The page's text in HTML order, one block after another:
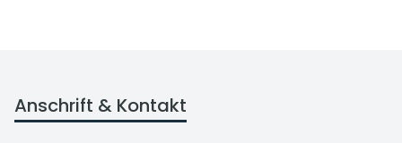
Anschrift & Kontakt